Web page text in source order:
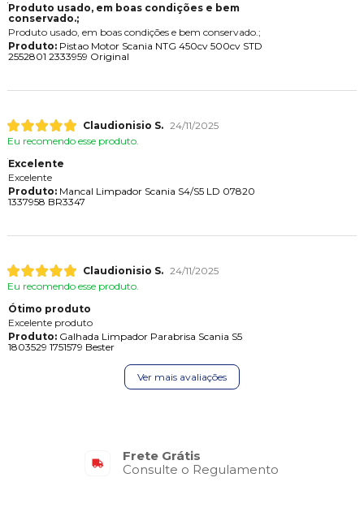
Produto usado, em boas condições e bem
conservado.;
Produto usado, em boas condições e bem conservado.;
Produto:Pistao Motor Scania NTG 450cv 500cv STD
2552801 2333959 Original
Claudionisio S. 24/11/2025
Eu recomendo esse produto.
Excelente
Excelente
Produto:Mancal Limpador Scania S4/S5 LD 07820
1337958 BR3347
Claudionisio S. 24/11/2025
Eu recomendo esse produto.
Ótimo produto
Excelente produto
Produto:Galhada Limpador Parabrisa Scania S5
1803529 1751579 Bester
Ver mais avaliações
Frete Grátis
Consulte o Regulamento